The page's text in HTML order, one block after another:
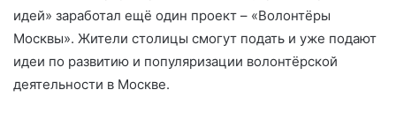
идей» заработал ещё один проект – «Волонтёры
Москвы». Жители столицы смогут подать и уже подают
идеи по развитию и популяризации волонтёрской
деятельности в Москве.